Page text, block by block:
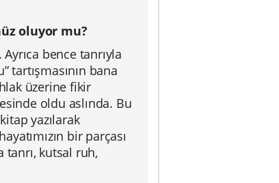
oluyor mu?
bence tanrıyla
tartışmasının bana
üzerine fikir
oldu aslında. Bu
yazılarak
bir parçası
kutsal ruh,